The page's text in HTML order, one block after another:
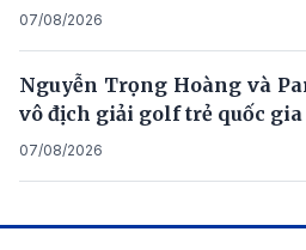
07/08/2026
Nguyễn Trọng Hoàng và
vô địch giải golf trẻ quốc gia
07/08/2026